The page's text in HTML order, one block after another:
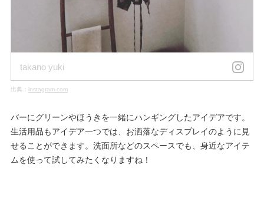
takano yuki
出典： instagram.com
バーにグリーンやほうきを一緒にハンギングしたアイデアです。
生活用品もアイデア一つでは、お洒落なディスプレイのように見
せることができます。洗面所などのスペースでも、身近なアイテ
ムを使って試してみたくなりますね！